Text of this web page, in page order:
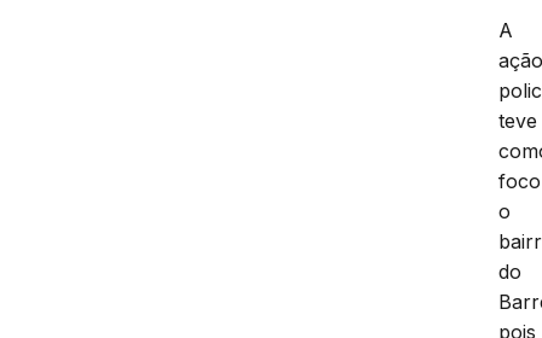
A
teve
foco
o
do
pois